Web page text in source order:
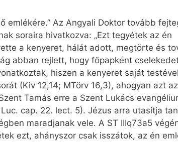
emlékére.” Az Angyali Doktor tovább
soraira hivatkozva: „Ezt tegyétek az én
a kenyeret, hálát adott, megtörte és
abban rejlett, hogy főpapként
hiszen a kenyeret saját
(Kiv 12,14; MTörv 16,3), ahogyan azt
Tamás erre a Szent Lu­kács
cap. 22. lect. 5). Jézus arra utasítja
maradjanak vele. A ST IIIq73a5
ezt, ahányszor csak isszátok, az én